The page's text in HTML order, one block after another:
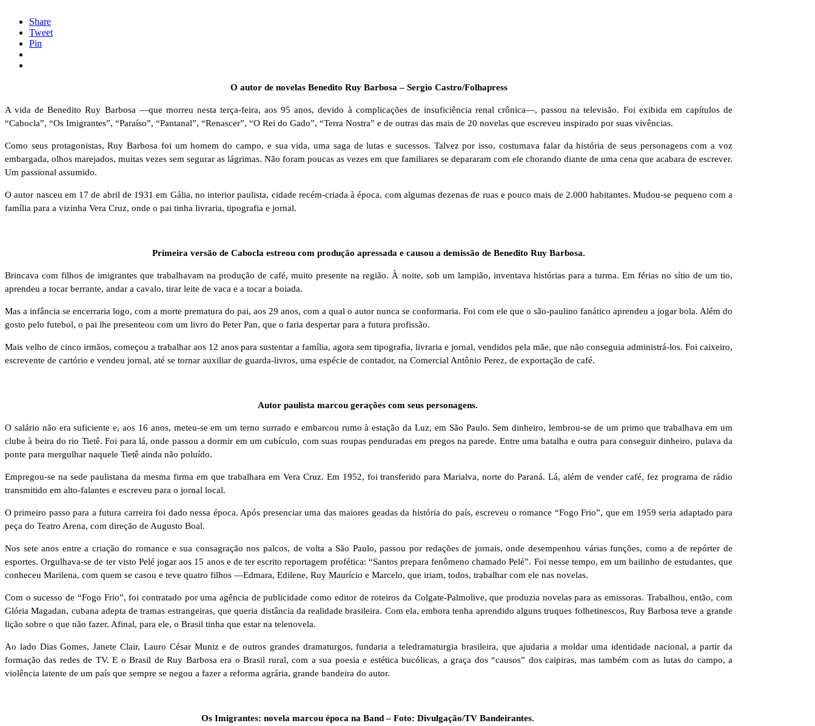
Share
Tweet
Pin
O autor de novelas Benedito Ruy Barbosa – Sergio Castro/Folhapress
A vida de Benedito Ruy Barbosa —que morreu nesta terça-feira, aos 95 anos, devido à complicações de insuficiência renal crônica—, passou na televisão. Foi exibida em capítulos de
“Cabocla”, “Os Imigrantes”, “Paraíso”, “Pantanal”, “Renascer”, “O Rei do Gado”, “Terra Nostra” e de outras das mais de 20 novelas que escreveu inspirado por suas vivências.
Como seus protagonistas, Ruy Barbosa foi um homem do campo, e sua vida, uma saga de lutas e sucessos. Talvez por isso, costumava falar da história de seus personagens com a voz
embargada, olhos marejados, muitas vezes sem segurar as lágrimas. Não foram poucas as vezes em que familiares se depararam com ele chorando diante de uma cena que acabara de escrever.
Um passional assumido.
O autor nasceu em 17 de abril de 1931 em Gália, no interior paulista, cidade recém-criada à época, com algumas dezenas de ruas e pouco mais de 2.000 habitantes. Mudou-se pequeno com a
família para a vizinha Vera Cruz, onde o pai tinha livraria, tipografia e jornal.
Primeira versão de Cabocla estreou com produção apressada e causou a demissão de Benedito Ruy Barbosa.
Brincava com filhos de imigrantes que trabalhavam na produção de café, muito presente na região. À noite, sob um lampião, inventava histórias para a turma. Em férias no sítio de um tio,
aprendeu a tocar berrante, andar a cavalo, tirar leite de vaca e a tocar a boiada.
Mas a infância se encerraria logo, com a morte prematura do pai, aos 29 anos, com a qual o autor nunca se conformaria. Foi com ele que o são-paulino fanático aprendeu a jogar bola. Além do
gosto pelo futebol, o pai lhe presenteou com um livro do Peter Pan, que o faria despertar para a futura profissão.
Mais velho de cinco irmãos, começou a trabalhar aos 12 anos para sustentar a família, agora sem tipografia, livraria e jornal, vendidos pela mãe, que não conseguia administrá-los. Foi caixeiro,
escrevente de cartório e vendeu jornal, até se tornar auxiliar de guarda-livros, uma espécie de contador, na Comercial Antônio Perez, de exportação de café.
Autor paulista marcou gerações com seus personagens.
O salário não era suficiente e, aos 16 anos, meteu-se em um terno surrado e embarcou rumo à estação da Luz, em São Paulo. Sem dinheiro, lembrou-se de um primo que trabalhava em um
clube à beira do rio Tietê. Foi para lá, onde passou a dormir em um cubículo, com suas roupas penduradas em pregos na parede. Entre uma batalha e outra para conseguir dinheiro, pulava da
ponte para mergulhar naquele Tietê ainda não poluído.
Empregou-se na sede paulistana da mesma firma em que trabalhara em Vera Cruz. Em 1952, foi transferido para Marialva, norte do Paraná. Lá, além de vender café, fez programa de rádio
transmitido em alto-falantes e escreveu para o jornal local.
O primeiro passo para a futura carreira foi dado nessa época. Após presenciar uma das maiores geadas da história do país, escreveu o romance “Fogo Frio”, que em 1959 seria adaptado para
peça do Teatro Arena, com direção de Augusto Boal.
Nos sete anos entre a criação do romance e sua consagração nos palcos, de volta a São Paulo, passou por redações de jornais, onde desempenhou várias funções, como a de repórter de
esportes. Orgulhava-se de ter visto Pelé jogar aos 15 anos e de ter escrito reportagem profética: “Santos prepara fenômeno chamado Pelé”. Foi nesse tempo, em um bailinho de estudantes, que
conheceu Marilena, com quem se casou e teve quatro filhos —Edmara, Edilene, Ruy Maurício e Marcelo, que iriam, todos, trabalhar com ele nas novelas.
Com o sucesso de “Fogo Frio”, foi contratado por uma agência de publicidade como editor de roteiros da Colgate-Palmolive, que produzia novelas para as emissoras. Trabalhou, então, com
Glória Magadan, cubana adepta de tramas estrangeiras, que queria distância da realidade brasileira. Com ela, embora tenha aprendido alguns truques folhetinescos, Ruy Barbosa teve a grande
lição sobre o que não fazer. Afinal, para ele, o Brasil tinha que estar na telenovela.
Ao lado Dias Gomes, Janete Clair, Lauro César Muniz e de outros grandes dramaturgos, fundaria a teledramaturgia brasileira, que ajudaria a moldar uma identidade nacional, a partir da
formação das redes de TV. E o Brasil de Ruy Barbosa era o Brasil rural, com a sua poesia e estética bucólicas, a graça dos “causos” dos caipiras, mas também com as lutas do campo, a
violência latente de um país que sempre se negou a fazer a reforma agrária, grande bandeira do autor.
Os Imigrantes: novela marcou época na Band – Foto: Divulgação/TV Bandeirantes.